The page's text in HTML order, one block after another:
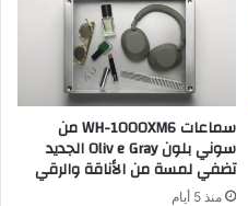
سماعات WH-1000XM6 من
سوني بلون Oliv e Gray الجديد
تضفي لمسة من الأناقة والرقي
منذ 5 أيام